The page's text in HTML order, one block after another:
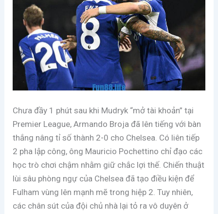
Chưa đầy 1 phút sau khi Mudryk “mở tài khoản” tại
Premier League, Armando Broja đã lên tiếng với bàn
thắng nâng tỉ số thành 2-0 cho Chelsea. Có liên tiếp
2 pha lập công, ông Mauricio Pochettino chỉ đạo các
học trò chơi chậm nhằm giữ chắc lợi thế. Chiến thuật
lùi sâu phòng ngự của Chelsea đã tạo điều kiện để
Fulham vùng lên mạnh mẽ trong hiệp 2. Tuy nhiên,
các chân sút của đội chủ nhà lại tỏ ra vô duyên ở